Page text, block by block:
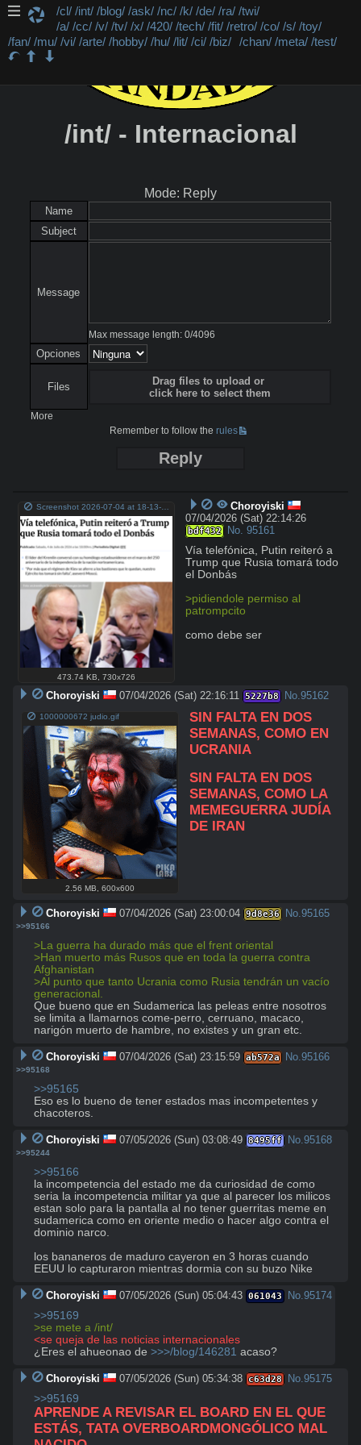
/cl/ /int/ /blog/ /ask/ /nc/ /k/ /de/ /ra/ /twi/
/a/ /cc/ /v/ /tv/ /x/ /420/ /tech/ /fit/ /retro/ /co/ /s/ /toy/
/fan/ /mu/ /vi/ /arte/ /hobby/ /hu/ /lit/ /ci/ /biz/ /chan/ /meta/ /test/
/int/ - Internacional
Mode: Reply
Name
Subject
Message
Max message length: 0/4096
Opciones
Files
Drag files to upload or
click here to select them
More
Remember to follow therules
Reply
473.74 KB ,730x726
Choroyiski
07/04/2026 (Sat) 22:14:26
bdf432 No. 95161
Vía telefónica, Putin reiteró a
Trump que Rusia tomará todo
el Donbás
>pidiendole permiso al
patrompcito
como debe ser
Choroyiski 07/04/2026 (Sat) 22:16:11 5227b8 No.95162
1000000672 judio.gif
2.56 MB ,600x600
SIN FALTA EN DOS
SEMANAS, COMO EN
UCRANIA
SIN FALTA EN DOS
SEMANAS, COMO LA
MEMEGUERRA JUDÍA
DE IRAN
Choroyiski 07/04/2026 (Sat) 23:00:04 9d8e36 No. 95165
>>95166
>La guerra ha durado más que el frent oriental
>Han muerto más Rusos que en toda la guerra contra
Afghanistan
>Al punto que tanto Ucrania como Rusia tendrán un vacío
generacional.
Que bueno que en Sudamerica las peleas entre nosotros
se limita a llamarnos come-perro, cerruano, macaco,
narigón muerto de hambre, no existes y un gran etc.
Choroyiski 07/04/2026 (Sat) 23:15:59 ab572a No. 95166
>>95168
>>95165
Eso es lo bueno de tener estados mas incompetentes y
chacoteros.
Choroyiski 07/05/2026 (Sun) 03:08:49 8495ff No. 95168
>>95244
>>95166
la incompetencia del estado me da curiosidad de como
seria la incompetencia militar ya que al parecer los milicos
estan solo para la pantalla al no tener guerritas meme en
sudamerica como en oriente medio o hacer algo contra el
dominio narco.
los bananeros de maduro cayeron en 3 horas cuando
EEUU lo capturaron mientras dormia con su buzo Nike
Choroyiski 07/05/2026 (Sun) 05:04:43 061043 No. 95174
>>95169
>se mete a /int/
<se queja de las noticias internacionales
¿Eres el ahueonao de >>>/blog/146281 acaso?
Choroyiski 07/05/2026 (Sun) 05:34:38 c63d28 No. 95175
>>95169
APRENDE A REVISAR EL BOARD EN EL QUE
ESTÁS, TATA OVERBOARDMONGÓLICO MAL